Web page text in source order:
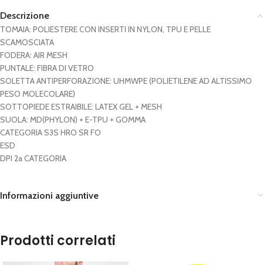
Descrizione
TOMAIA: POLIESTERE CON INSERTI IN NYLON, TPU E PELLE
SCAMOSCIATA
FODERA: AIR MESH
PUNTALE: FIBRA DI VETRO
SOLETTA ANTIPERFORAZIONE: UHMWPE (POLIETILENE AD ALTISSIMO
PESO MOLECOLARE)
SOTTOPIEDE ESTRAIBILE: LATEX GEL + MESH
SUOLA: MD(PHYLON) + E-TPU + GOMMA
CATEGORIA S3S HRO SR FO
ESD
DPI 2a CATEGORIA
Informazioni aggiuntive
Prodotti correlati